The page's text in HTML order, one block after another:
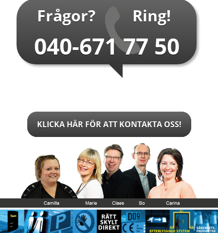
Frågor? Ring!
040-671 77 50
KLICKA HÄR FÖR ATT KONTAKTA OSS!